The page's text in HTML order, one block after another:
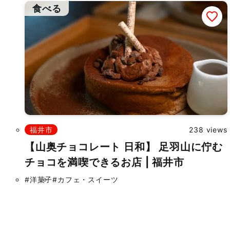
福井市 238 views
【山奥チョコレート 日和】 足羽山に佇む
チョコを満喫できるお店 | 福井市
#洋菓子#カフェ・スイーツ
食べる